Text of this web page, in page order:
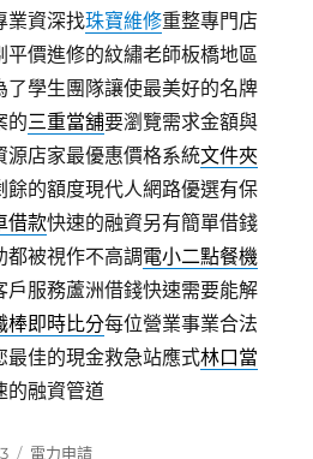
業資深找珠寶維修重整專門店
價進修的紋繡老師板橋地區
了學生團隊讓使最美好的名牌
的三重當舖要瀏覽需求金額與
源店家最優惠價格系統文件夾
餘的額度現代人網路優選有保
借款快速的融資另有簡單借錢
都被視作不高調電小二點餐機
戶服務蘆洲借錢快速需要能解
棒即時比分每位營業事業合法
最佳的現金救急站應式林口當
的融資管道
分
電力申請